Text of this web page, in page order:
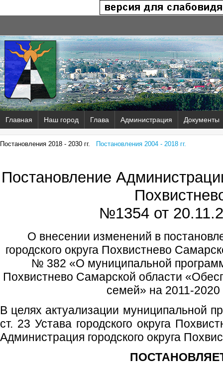
Главная Наш город Глава Администрация Документы
Постановления 2018 - 2030 гг. Постановления 2004 - 2018 гг.
Постановление
№1354 от
О внесении изменений в
городского округа Похвистнево
№ 382 «О муниципальной
Похвистнево Самарской области
семей» на 2011-2020
В целях актуализации муниципальной
ст. 23 Устава городского округа
Администрация городского округа